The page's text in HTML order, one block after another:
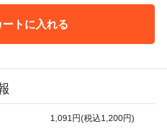
ートに入れる
1,091円(税込1,200円)